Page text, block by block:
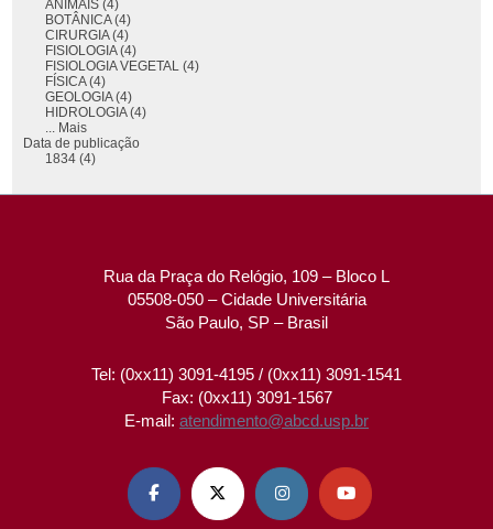
ANIMAIS (4)
BOTÂNICA (4)
CIRURGIA (4)
FISIOLOGIA (4)
FISIOLOGIA VEGETAL (4)
FÍSICA (4)
GEOLOGIA (4)
HIDROLOGIA (4)
... Mais
Data de publicação
1834 (4)
Rua da Praça do Relógio, 109 – Bloco L
05508-050 – Cidade Universitária
São Paulo, SP – Brasil
Tel: (0xx11) 3091-4195 / (0xx11) 3091-1541
Fax: (0xx11) 3091-1567
E-mail: atendimento@abcd.usp.br
   